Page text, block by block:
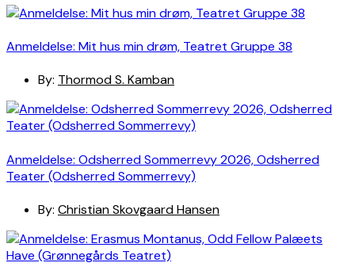
Anmeldelse: Mit hus min drøm, Teatret Gruppe 38
By: Thormod S. Kamban
Anmeldelse: Odsherred Sommerrevy 2026, Odsherred
Teater (Odsherred Sommerrevy)
By: Christian Skovgaard Hansen